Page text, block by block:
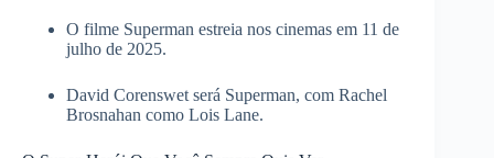
O filme Superman estreia nos cinemas em 11 de
julho de 2025.
David Corenswet será Superman, com Rachel
Brosnahan como Lois Lane.